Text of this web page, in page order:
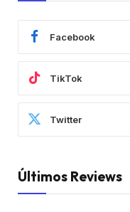
Facebook
TikTok
Twitter
Últimos Reviews